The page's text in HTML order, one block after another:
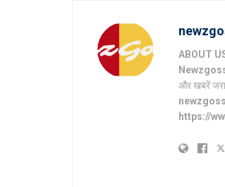
ABOUT
और खबरें
https://